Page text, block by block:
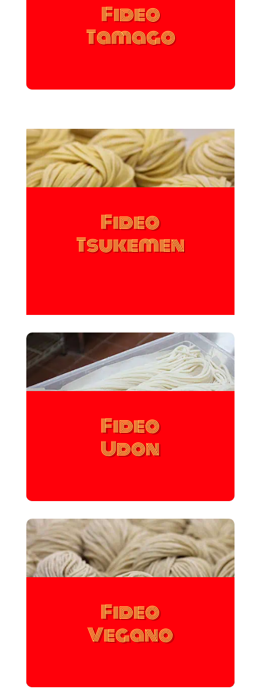
Fideo
Tamago
Fideo
Tsukemen
Fideo
Udon
Fideo
Vegano